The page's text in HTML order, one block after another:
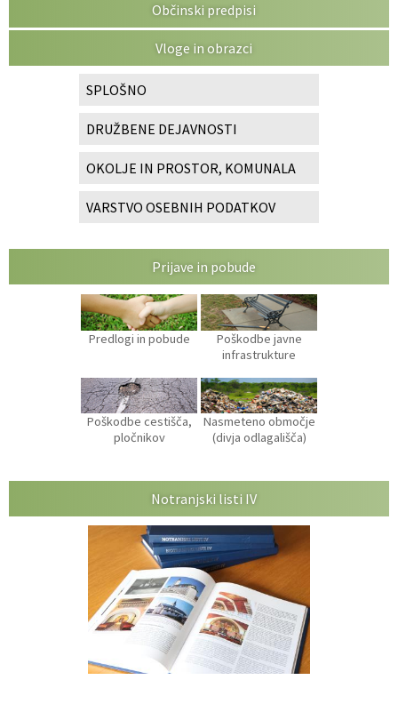
Občinski predpisi
Vloge in obrazci
SPLOŠNO
DRUŽBENE DEJAVNOSTI
OKOLJE IN PROSTOR, KOMUNALA
VARSTVO OSEBNIH PODATKOV
Prijave in pobude
Predlogi in pobude
Poškodbe javne
infrastrukture
Poškodbe cestišča,
pločnikov
Nasmeteno območje
(divja odlagališča)
Notranjski listi IV